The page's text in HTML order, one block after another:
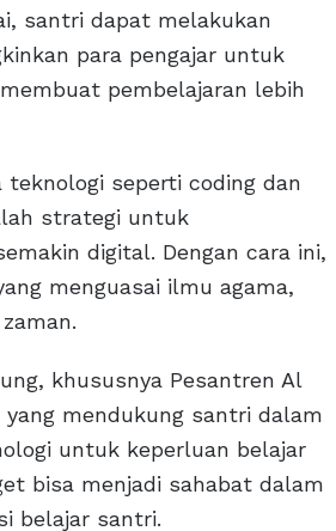
santri dapat melakukan
para pengajar untuk
pembelajaran lebih
seperti coding dan
strategi untuk
digital. Dengan cara ini,
menguasai ilmu agama,
khususnya Pesantren Al
mendukung santri dalam
untuk keperluan belajar
bisa menjadi sahabat dalam
belajar santri.